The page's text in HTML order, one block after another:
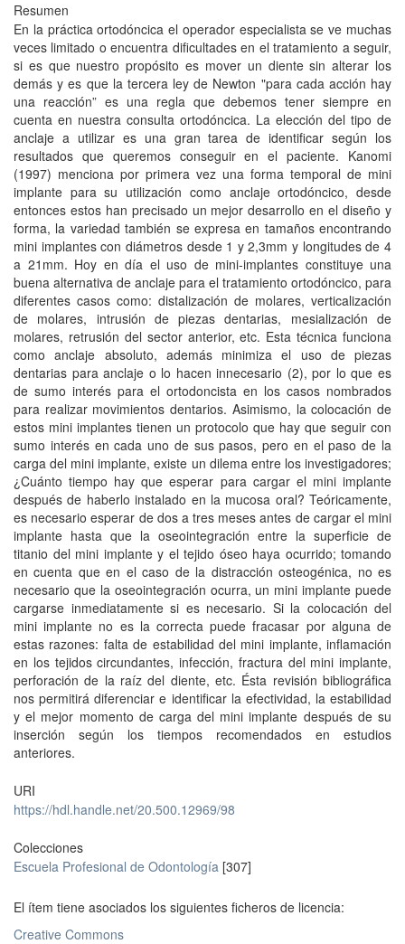
Resumen
En la práctica ortodóncica el operador especialista se ve muchas
veces limitado o encuentra dificultades en el tratamiento a seguir,
si es que nuestro propósito es mover un diente sin alterar los
demás y es que la tercera ley de Newton "para cada acción hay
una reacción” es una regla que debemos tener siempre en
cuenta en nuestra consulta ortodóncica. La elección del tipo de
anclaje a utilizar es una gran tarea de identificar según los
resultados que queremos conseguir en el paciente. Kanomi
(1997) menciona por primera vez una forma temporal de mini
implante para su utilización como anclaje ortodóncico, desde
entonces estos han precisado un mejor desarrollo en el diseño y
forma, la variedad también se expresa en tamaños encontrando
mini implantes con diámetros desde 1 y 2,3mm y longitudes de 4
a 21mm. Hoy en día el uso de mini-implantes constituye una
buena alternativa de anclaje para el tratamiento ortodóncico, para
diferentes casos como: distalización de molares, verticalización
de molares, intrusión de piezas dentarias, mesialización de
molares, retrusión del sector anterior, etc. Esta técnica funciona
como anclaje absoluto, además minimiza el uso de piezas
dentarias para anclaje o lo hacen innecesario (2), por lo que es
de sumo interés para el ortodoncista en los casos nombrados
para realizar movimientos dentarios. Asimismo, la colocación de
estos mini implantes tienen un protocolo que hay que seguir con
sumo interés en cada uno de sus pasos, pero en el paso de la
carga del mini implante, existe un dilema entre los investigadores;
¿Cuánto tiempo hay que esperar para cargar el mini implante
después de haberlo instalado en la mucosa oral? Teóricamente,
es necesario esperar de dos a tres meses antes de cargar el mini
implante hasta que la oseointegración entre la superficie de
titanio del mini implante y el tejido óseo haya ocurrido; tomando
en cuenta que en el caso de la distracción osteogénica, no es
necesario que la oseointegración ocurra, un mini implante puede
cargarse inmediatamente si es necesario. Si la colocación del
mini implante no es la correcta puede fracasar por alguna de
estas razones: falta de estabilidad del mini implante, inflamación
en los tejidos circundantes, infección, fractura del mini implante,
perforación de la raíz del diente, etc. Ésta revisión bibliográfica
nos permitirá diferenciar e identificar la efectividad, la estabilidad
y el mejor momento de carga del mini implante después de su
inserción según los tiempos recomendados en estudios
anteriores.
URI
https://hdl.handle.net/20.500.12969/98
Colecciones
Escuela Profesional de Odontología [307]
El ítem tiene asociados los siguientes ficheros de licencia:
Creative Commons